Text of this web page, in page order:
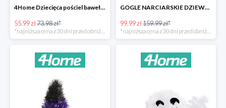
4Home Dziecięca pościel bawełniana do łóżeczka Nordic Friends -24%
55.99 zł73.98 zł*
GOGLE NARCIARSKIE DZIEWCZĘCE -37%
99.99 zł159.99 zł*